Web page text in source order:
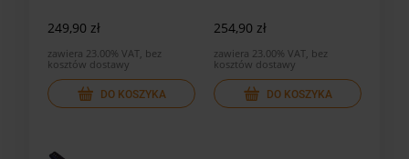
249,90 zł
zawiera 23.00% VAT, bez
kosztów dostawy
DO KOSZYKA
254,90 zł
zawiera 23.00% VAT, bez
kosztów dostawy
DO KOSZYKA